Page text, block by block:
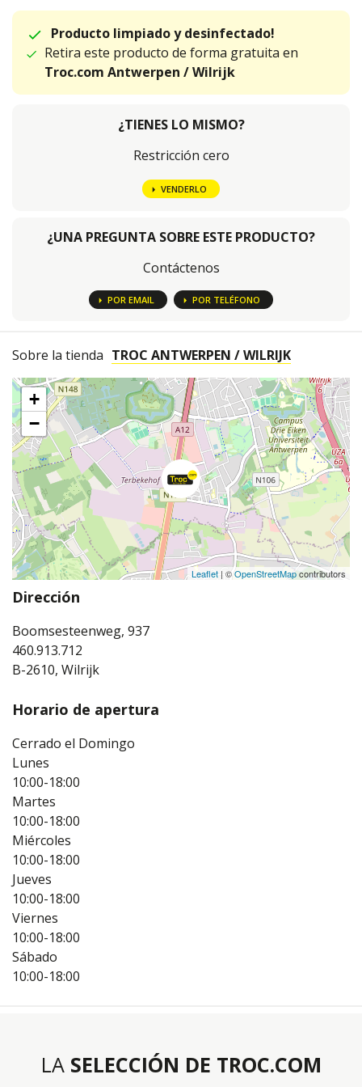
Producto limpiado y desinfectado!
Retira este producto de forma gratuita en
Troc.com Antwerpen / Wilrijk
¿TIENES LO MISMO?
Restricción cero
VENDERLO
¿UNA PREGUNTA SOBRE ESTE PRODUCTO?
Contáctenos
POR EMAIL POR TELÉFONO
Sobre la tienda TROC ANTWERPEN / WILRIJK
+
−
Leaflet | ©OpenStreetMapcontributors
Dirección
Boomsesteenweg, 937
460.913.712
B-2610, Wilrijk
Horario de apertura
Cerrado el Domingo
Lunes
10:00-18:00
Martes
10:00-18:00
Miércoles
10:00-18:00
Jueves
10:00-18:00
Viernes
10:00-18:00
Sábado
10:00-18:00
LA SELECCIÓN DE TROC.COM